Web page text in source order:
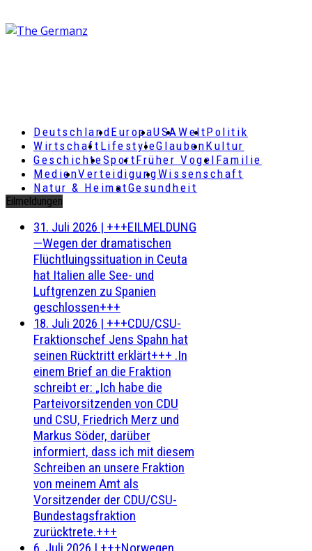
DeutschlandEuropaUSAWeltPolitik
Wirtschaft LifestyleGlaubenKultur
GeschichteSportFrüher Vogel Familie
MedienVerteidigungWissenschaft
Natur & HeimatGesundheit
Eilmeldungen
31. Juli 2026 | +++EILMELDUNG
—Wegen der dramatischen
Flüchtluingssituation in Ceuta
hat Italien alle See- und
Luftgrenzen zu Spanien
geschlossen+++
18. Juli 2026 | +++CDU/CSU-
Fraktionschef Jens Spahn hat
seinen Rücktritt erklärt+++ .In
einem Brief an die Fraktion
schreibt er: „Ich habe die
Parteivorsitzenden von CDU
und CSU, Friedrich Merz und
Markus Söder, darüber
informiert, dass ich mit diesem
Schreiben an unsere Fraktion
von meinem Amt als
Vorsitzender der CDU/CSU-
Bundestagsfraktion
zurücktrete.+++